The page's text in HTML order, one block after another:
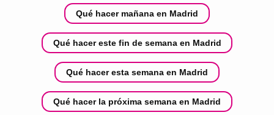
Qué hacer mañana en Madrid
Qué hacer este fin de semana en Madrid
Qué hacer esta semana en Madrid
Qué hacer la próxima semana en Madrid